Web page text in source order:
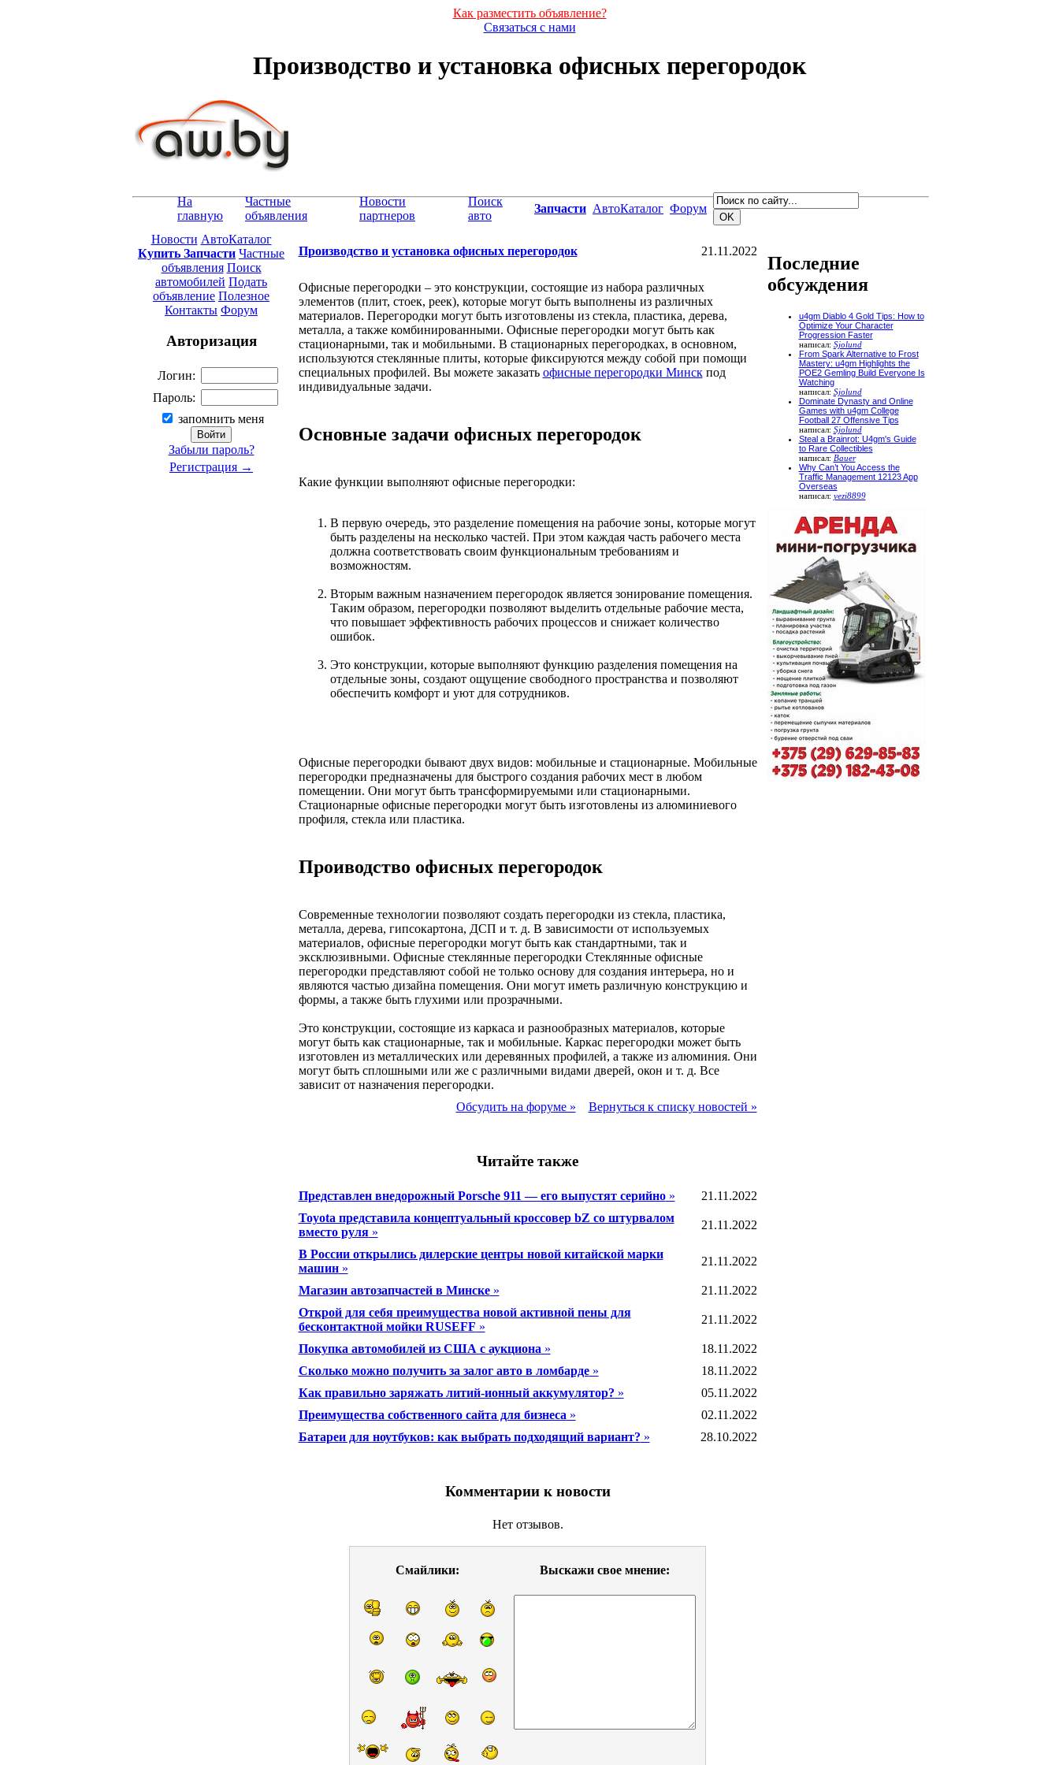
Как разместить объявление?
Связаться с нами
Производство и установка офисных перегородок
На
главную
Частные
объявления
Новости
партнеров
Поиск
авто
Запчасти АвтоКаталог Форум
Новости АвтоКаталог
Купить Запчасти Частные
объявления Поиск
автомобилей Подать
объявление Полезное
Контакты Форум
Авторизация
Логин:
Пароль:
запомнить меня
Забыли пароль?
Регистрация →
Производство и установка офисных перегородок 21.11.2022
Офисные перегородки – это конструкции, состоящие из набора различных
элементов (плит, стоек, реек), которые могут быть выполнены из различных
материалов. Перегородки могут быть изготовлены из стекла, пластика, дерева,
металла, а также комбинированными. Офисные перегородки могут быть как
стационарными, так и мобильными. В стационарных перегородках, в основном,
используются стеклянные плиты, которые фиксируются между собой при помощи
специальных профилей. Вы можете заказать офисные перегородки Минскпод
индивидуальные задачи.
Основные задачи офисных перегородок
Какие функции выполняют офисные перегородки:
В первую очередь, это разделение помещения на рабочие зоны, которые могут
быть разделены на несколько частей. При этом каждая часть рабочего места
должна соответствовать своим функциональным требованиям и
возможностям.
Вторым важным назначением перегородок является зонирование помещения.
Таким образом, перегородки позволяют выделить отдельные рабочие места,
что повышает эффективность рабочих процессов и снижает количество
ошибок.
Это конструкции, которые выполняют функцию разделения помещения на
отдельные зоны, создают ощущение свободного пространства и позволяют
обеспечить комфорт и уют для сотрудников.
Офисные перегородки бывают двух видов: мобильные и стационарные. Мобильные
перегородки предназначены для быстрого создания рабочих мест в любом
помещении. Они могут быть трансформируемыми или стационарными.
Стационарные офисные перегородки могут быть изготовлены из алюминиевого
профиля, стекла или пластика.
Проиводство офисных перегородок
Современные технологии позволяют создать перегородки из стекла, пластика,
металла, дерева, гипсокартона, ДСП и т. д. В зависимости от используемых
материалов, офисные перегородки могут быть как стандартными, так и
эксклюзивными. Офисные стеклянные перегородки Стеклянные офисные
перегородки представляют собой не только основу для создания интерьера, но и
являются частью дизайна помещения. Они могут иметь различную конструкцию и
формы, а также быть глухими или прозрачными.
Это конструкции, состоящие из каркаса и разнообразных материалов, которые
могут быть как стационарные, так и мобильные. Каркас перегородки может быть
изготовлен из металлических или деревянных профилей, а также из алюминия. Они
могут быть сплошными или же с различными видами дверей, окон и т. д. Все
зависит от назначения перегородки.
Обсудить на форуме »
Вернуться к списку новостей »
Читайте также
Представлен внедорожный Porsche 911 — его выпустят серийно»
21.11.2022
Toyota представила концептуальный кроссовер bZ со штурвалом
вместо руля»
21.11.2022
В России открылись дилерские центры новой китайской марки
машин»
21.11.2022
Магазин автозапчастей в Минске»
21.11.2022
Открой для себя преимущества новой активной пены для
бесконтактной мойки RUSEFF »
21.11.2022
Покупка автомобилей из США с аукциона »
18.11.2022
Сколько можно получить за залог авто в ломбарде»
18.11.2022
Как правильно заряжать литий-ионный аккумулятор? »
05.11.2022
Преимущества собственного сайта для бизнеса »
02.11.2022
Батареи для ноутбуков: как выбрать подходящий вариант? » 28.10.2022
Комментарии к новости
Нет отзывов.
Смайлики: Выскажи свое мнение:
Последние
обсуждения
u4gm Diablo 4 Gold Tips: How to
Optimize Your Character
Progression Faster
написал: Sjolund
From Spark Alternative to Frost
Mastery: u4gm Highlights the
POE2 Gemling Build Everyone Is
Watching
написал: Sjolund
Dominate Dynasty and Online
Games with u4gm College
Football 27 Offensive Tips
написал: Sjolund
Steal a Brainrot: U4gm's Guide
to Rare Collectibles
написал: Bauer
Why Can’t You Access the
Traffic Management 12123 App
Overseas
написал: yezi8899